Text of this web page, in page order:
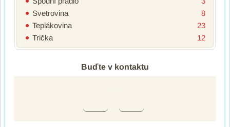
Svetrovina
8
Teplákovina
23
Trička
12
Buďte v kontaktu